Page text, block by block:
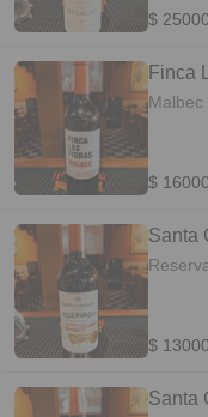
$
Finca
Malbec
$
Santa
$
Santa